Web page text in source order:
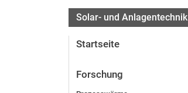
Solar- und Anlagentechnik
Startseite
Forschung